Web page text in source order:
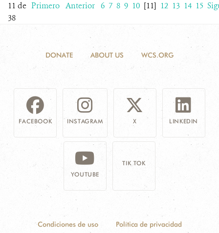
11 de
38
Primero Anterior 6 7 8 9 10 [11] 12 13 14 15
DONATE ABOUT US WCS.ORG
FACEBOOK INSTAGRAM X LINKEDIN
YOUTUBE
TIK TOK
Condiciones de uso Política de privacidad